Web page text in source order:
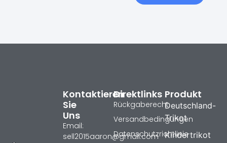
Produkt
Deutschland-
Trikot
Kindertrikot
Direktlinks
Rückgaberecht
Versandbedingungen
Datenschutzrichtlinie
Kontaktieren
Sie
Uns
Email:
sell2015aaron@gmail.com